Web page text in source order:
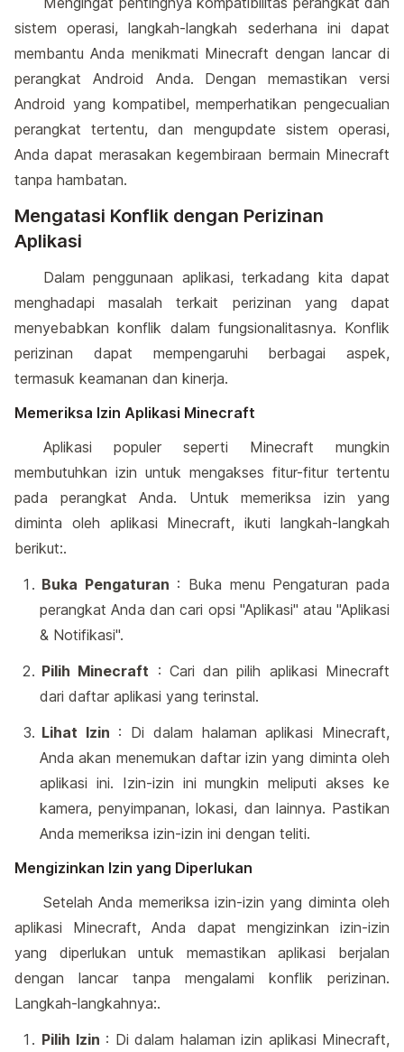
sistem operasi, langkah-langkah sederhana ini dapat
membantu Anda menikmati Minecraft dengan lancar di
perangkat Android Anda. Dengan memastikan versi
Android yang kompatibel, memperhatikan pengecualian
perangkat tertentu, dan mengupdate sistem operasi,
Anda dapat merasakan kegembiraan bermain Minecraft
tanpa hambatan.
Mengatasi Konflik dengan Perizinan
Aplikasi
Dalam penggunaan aplikasi, terkadang kita dapat
menghadapi masalah terkait perizinan yang dapat
menyebabkan konflik dalam fungsionalitasnya. Konflik
perizinan dapat mempengaruhi berbagai aspek,
termasuk keamanan dan kinerja.
Memeriksa Izin Aplikasi Minecraft
Aplikasi populer seperti Minecraft mungkin
membutuhkan izin untuk mengakses fitur-fitur tertentu
pada perangkat Anda. Untuk memeriksa izin yang
diminta oleh aplikasi Minecraft, ikuti langkah-langkah
berikut:.
Buka Pengaturan : Buka menu Pengaturan pada
perangkat Anda dan cari opsi "Aplikasi" atau "Aplikasi
& Notifikasi".
Pilih Minecraft : Cari dan pilih aplikasi Minecraft
dari daftar aplikasi yang terinstal.
Lihat Izin : Di dalam halaman aplikasi Minecraft,
Anda akan menemukan daftar izin yang diminta oleh
aplikasi ini. Izin-izin ini mungkin meliputi akses ke
kamera, penyimpanan, lokasi, dan lainnya. Pastikan
Anda memeriksa izin-izin ini dengan teliti.
Mengizinkan Izin yang Diperlukan
Setelah Anda memeriksa izin-izin yang diminta oleh
aplikasi Minecraft, Anda dapat mengizinkan izin-izin
yang diperlukan untuk memastikan aplikasi berjalan
dengan lancar tanpa mengalami konflik perizinan.
Langkah-langkahnya:.
Pilih Izin : Di dalam halaman izin aplikasi Minecraft,